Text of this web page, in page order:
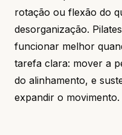
rotação ou flexão do
desorganização.
funcionar melhor
tarefa clara: mover a
do alinhamento, e
expandir o movimento.